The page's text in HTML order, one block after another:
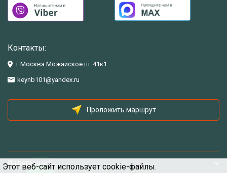
Этот веб-сайт использует cookie-файлы.
Контакты:
г.Москва Можайское ш. 41к1
keynb101@yandex.ru
Проложить маршрут
Информация